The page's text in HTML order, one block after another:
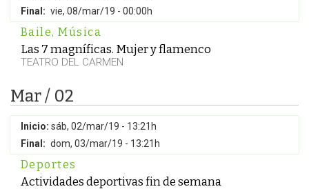
Final: vie, 08/mar/19 - 00:00h
Baile, Música
Las 7 magníficas. Mujer y flamenco
TEATRO DEL CARMEN
Mar / 02
Inicio: sáb, 02/mar/19 - 13:21h
Final: dom, 03/mar/19 - 13:21h
Deportes
Actividades deportivas fin de semana